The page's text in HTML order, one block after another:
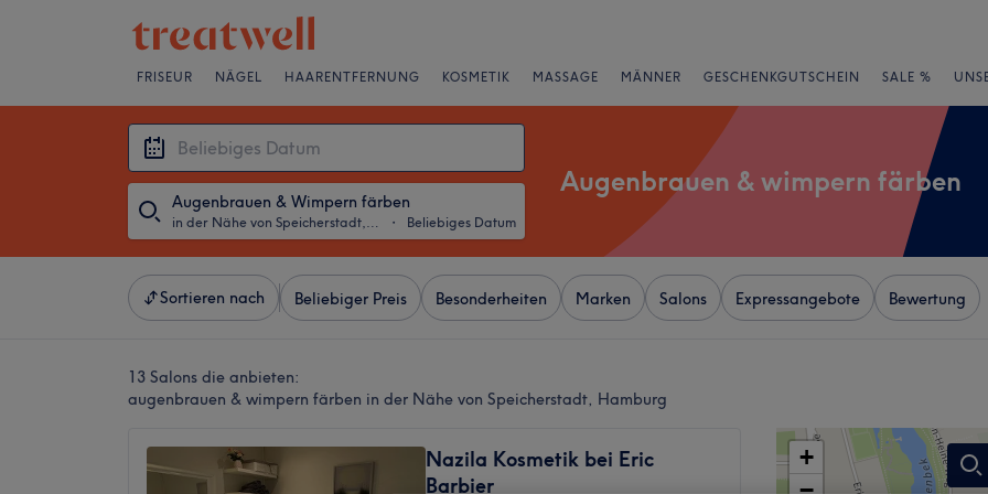
FRISEUR NÄGEL HAARENTFERNUNG KOSMETIK MASSAGE MÄNNER GESCHENKGUTSCHEIN SALE %
Augenbrauen & Wimpern färben
in der Nähe von Speicherstadt, Hamburg ・ Beliebiges Datum
Augenbrauen & wimpern färben
Sortieren nach Beliebiger Preis Besonderheiten Marken Salons Expressangebote Bewertung
13 Salons die anbieten:
augenbrauen & wimpern färben in der Nähe von Speicherstadt, Hamburg
Nazila Kosmetik bei Eric
Barbier
+